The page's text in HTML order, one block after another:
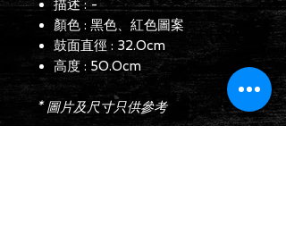
描述 : -
顏色 : 黑色、紅色圖案
鼓面直徑 : 32.0cm
高度 : 50.0cm
* 圖片及尺寸只供參考